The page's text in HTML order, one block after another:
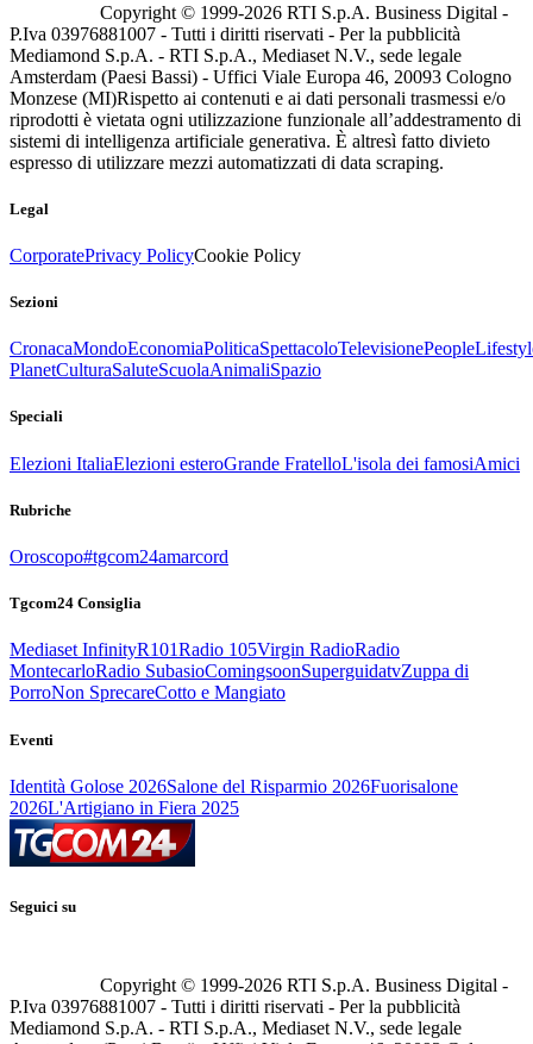
Copyright © 1999-2026 RTI S.p.A. Business Digital -
P.Iva 03976881007 - Tutti i diritti riservati - Per la pubblicità
Mediamond S.p.A. - RTI S.p.A., Mediaset N.V., sede legale
Amsterdam (Paesi Bassi) - Uffici Viale Europa 46, 20093 Cologno
Monzese (MI)Rispetto ai contenuti e ai dati personali trasmessi e/o
riprodotti è vietata ogni utilizzazione funzionale all’addestramento di
sistemi di intelligenza artificiale generativa. È altresì fatto divieto
espresso di utilizzare mezzi automatizzati di data scraping.
Legal
CorporatePrivacy PolicyCookie Policy
Sezioni
CronacaMondoEconomiaPoliticaSpettacoloTelevisionePeople
PlanetCulturaSaluteScuolaAnimaliSpazio
Speciali
Elezioni ItaliaElezioni esteroGrande FratelloL'isola dei famosiAmici
Rubriche
Oroscopo#tgcom24amarcord
Tgcom24 Consiglia
Mediaset InfinityR101Radio 105Virgin RadioRadio
MontecarloRadio SubasioComingsoonSuperguidatvZuppa di
PorroNon SprecareCotto e Mangiato
Eventi
Identità Golose 2026Salone del Risparmio 2026Fuorisalone
2026L'Artigiano in Fiera 2025
Seguici su
Copyright © 1999-2026 RTI S.p.A. Business Digital -
P.Iva 03976881007 - Tutti i diritti riservati - Per la pubblicità
Mediamond S.p.A. - RTI S.p.A., Mediaset N.V., sede legale